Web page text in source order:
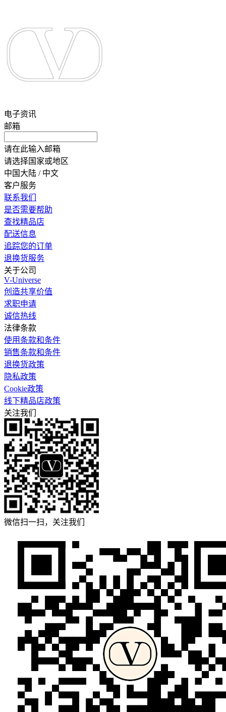
电子资讯
邮箱
请在此输入邮箱
请选择国家或地区
中国大陆 / 中文
客户服务
联系我们
是否需要帮助
查找精品店
配送信息
追踪您的订单
退换货服务
关于公司
V-Universe
创造共享价值
求职申请
诚信热线
法律条款
使用条款和条件
销售条款和条件
退换货政策
隐私政策
Cookie政策
线下精品店政策
关注我们
微信扫一扫，关注我们